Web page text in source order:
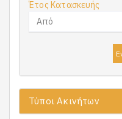
Έτος Κατασκευής
Τύποι Ακινήτων